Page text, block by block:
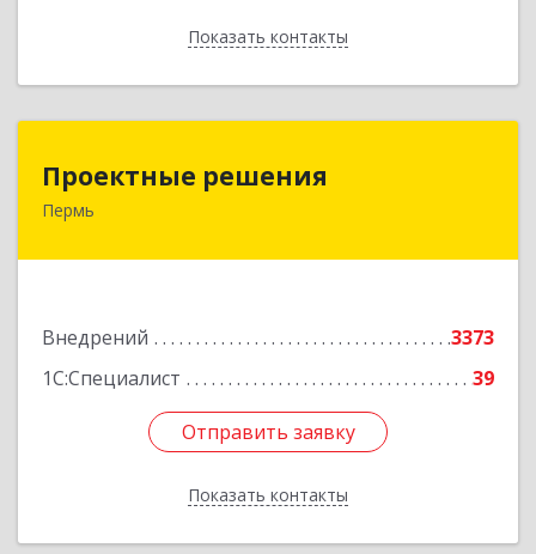
Показать контакты
Назад
Проектные решения
Пермь
Внедрений
3373
1С:Специалист
39
Отправить заявку
Показать контакты
614087, Пермский край, Пермь г, Малкова ул,
Отправить заявку
Назад